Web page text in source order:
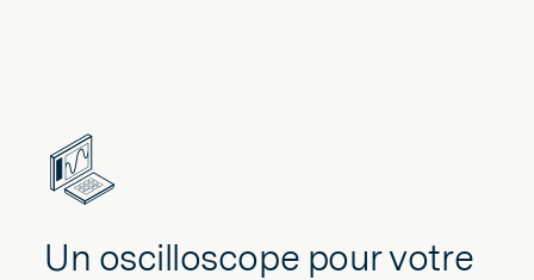
Un oscilloscope pour votre